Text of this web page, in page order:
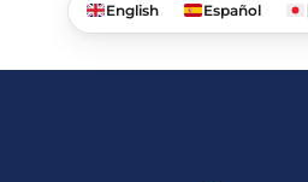
English Español